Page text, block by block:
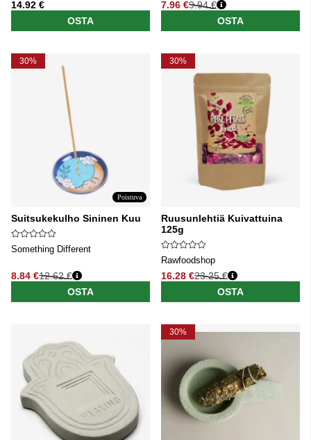
14.92 €
OSTA
7.96 €
Normaali hinta
9.94 €
OSTA
30%
Poistuva
Suitsukekulho Sininen Kuu
Something Different
8.84 €
Normaali hinta
12.62 €
OSTA
30%
Ruusunlehtiä Kuivattuina
125g
Rawfoodshop
16.28 €
Normaali hinta
23.25 €
OSTA
30%